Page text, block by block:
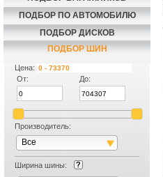
ПОДБОР ПО АВТОМОБИЛЮ
ПОДБОР ДИСКОВ
ПОДБОР ШИН
Цена:
От:
До:
Производитель:
Все
Ширина шины: